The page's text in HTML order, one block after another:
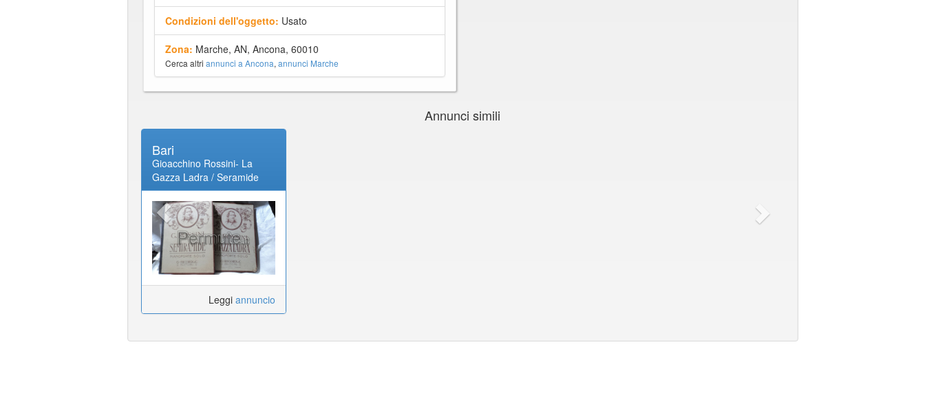
Condizioni dell'oggetto: Usato
Zona: Marche, AN, Ancona, 60010
Cerca altri annunci a Ancona, annunci Marche
Annunci simili
Bari
Gioacchino Rossini- La
Gazza Ladra / Seramide
spartiti musicali originali
Leggi annuncio